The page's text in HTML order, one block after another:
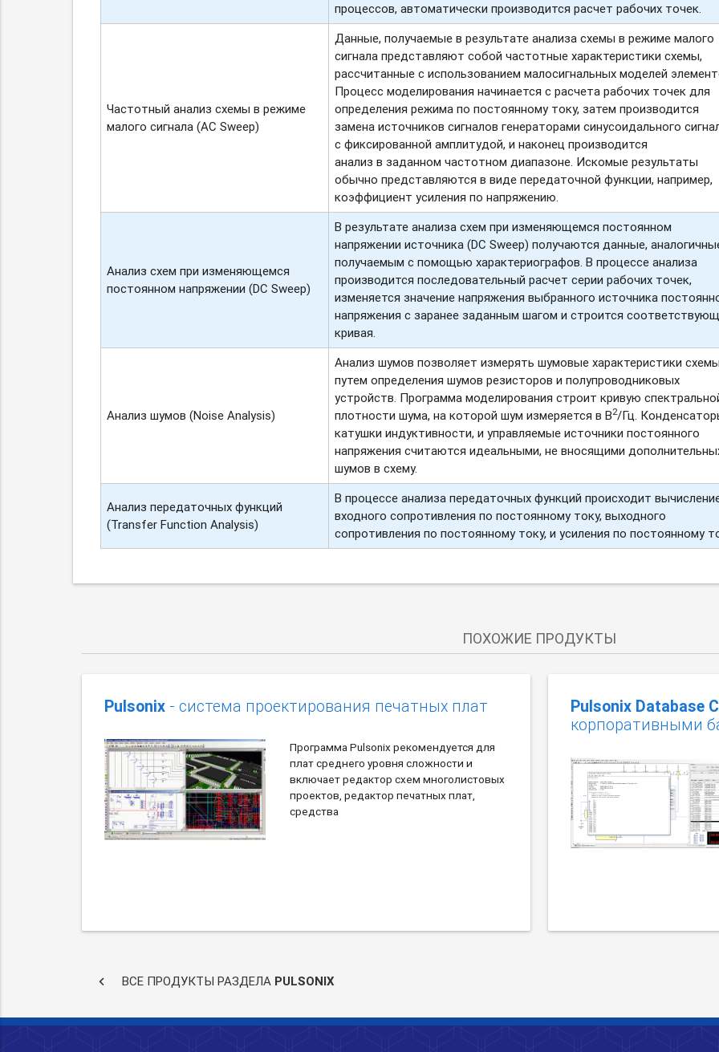
процессов, автоматически производится расчет рабочих точек.
Частотный анализ схемы в режиме
малого сигнала (AC Sweep)
Данные, получаемые в результате анализа схемы в режиме малого
сигнала представляют собой частотные характеристики схемы,
рассчитанные с использованием малосигнальных моделей
Процесс моделирования начинается с расчета рабочих точек для
определения режима по постоянному току, затем производится
замена источников сигналов генераторами синусоидального
с фиксированной амплитудой, и наконец производится
анализ в заданном частотном диапазоне. Искомые результаты
обычно представляются в виде передаточной функции, например,
коэффициент усиления по напряжению.
Анализ схем при изменяющемся
постоянном напряжении (DC Sweep)
В результате анализа схем при изменяющемся постоянном
напряжении источника (DC Sweep) получаются данные,
получаемым с помощью характериографов. В процессе анализа
производится последовательный расчет серии рабочих точек,
изменяется значение напряжения выбранного источника
напряжения с заранее заданным шагом и строится
кривая.
Анализ шумов (Noise Analysis)
Анализ шумов позволяет измерять шумовые характеристики схемы
путем определения шумов резисторов и полупроводниковых
устройств. Программа моделирования строит кривую
плотности шума, на которой шум измеряется в В2/Гц.
катушки индуктивности, и управляемые источники постоянного
напряжения считаются идеальными, не вносящими
шумов в схему.
Анализ передаточных функций
(Transfer Function Analysis)
В процессе анализа передаточных функций происходит
входного сопротивления по постоянному току, выходного
сопротивления по постоянному току, и усиления по постоянному
ПОХОЖИЕ ПРОДУКТЫ
Pulsonix - система проектирования печатных плат
Программа Pulsonix рекомендуется для
плат среднего уровня сложности и
включает редактор схем многолистовых
проектов, редактор печатных плат,
средства
Pulsonix Database
корпоративными
keyboard_arrow_left ВСЕ ПРОДУКТЫ РАЗДЕЛА PULSONIX